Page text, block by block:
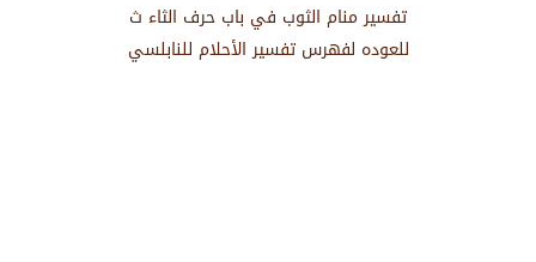
تفسير منام الثوب في باب حرف الثاء ث
للعوده لفهرس تفسير الأحلام للنابلسي